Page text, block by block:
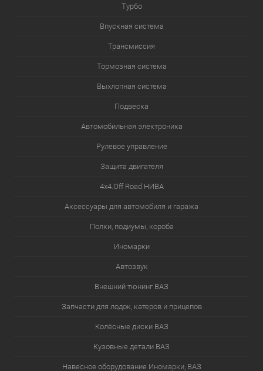
Турбо
Впускная система
Трансмиссия
Тормозная система
Выхлопная система
Подвеска
Автомобильная электроника
Рулевое управление
Защита двигателя
4х4.Off Road НИВА
Аксессуары для автомобиля и гаража
Полки, подиумы, короба
Иномарки
Автозвук
Внешний тюнинг ВАЗ
Запчасти для лодок, катеров и прицепов
Колёсные диски ВАЗ
Кузовные детали ВАЗ
Навесное оборудование Иномарки, ВАЗ